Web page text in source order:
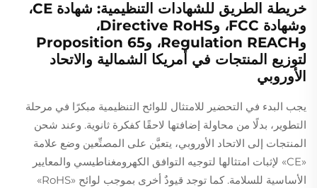
خريطة الطريق للشهادات التنظيمية: شهادة CE،
وشهادة FCC، وDirective RoHS،
وRegulation REACH، وProposition 65
لتوزيع المنتجات في أمريكا الشمالية والاتحاد
الأوروبي
يجب البدء في التحضير للامتثال للوائح التنظيمية مبكرًا في مرحلة
التطوير، بدلًا من محاولة إضافتها لاحقًا كفكرة ثانوية. وعند شحن
المنتجات إلى الاتحاد الأوروبي، يتعيَّن على المصنِّعين وضع علامة
«CE» لإثبات امتثالها لتوجيه التوافق الكهرومغناطيسي والمعايير
الأساسية للسلامة. كما توجد قيودٌ أخرى بموجب لوائح «RoHS»